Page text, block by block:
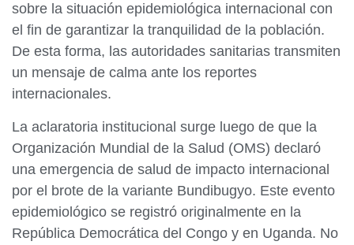
sobre la situación epidemiológica internacional con
el fin de garantizar la tranquilidad de la población.
De esta forma, las autoridades sanitarias transmiten
un mensaje de calma ante los reportes
internacionales.
La aclaratoria institucional surge luego de que la
Organización Mundial de la Salud (OMS) declaró
una emergencia de salud de impacto internacional
por el brote de la variante Bundibugyo. Este evento
epidemiológico se registró originalmente en la
República Democrática del Congo y en Uganda. No